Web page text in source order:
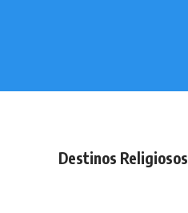
Destinos Religiosos